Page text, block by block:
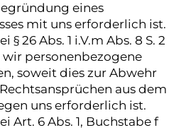
eines
mit uns erforderlich ist.
26 Abs. 1 i.V.m Abs. 8 S. 2
wir personenbezogene
soweit dies zur Abwehr
aus dem
uns erforderlich ist.
Art. 6 Abs. 1, Buchstabe f